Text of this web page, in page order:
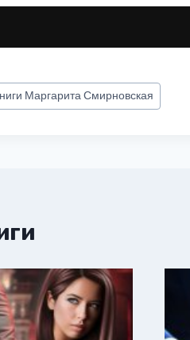
Маргарита Смирновская